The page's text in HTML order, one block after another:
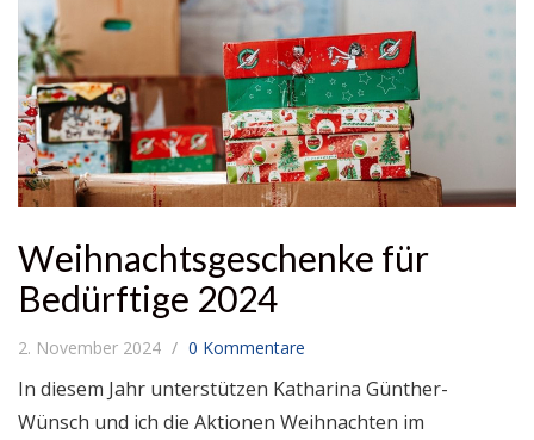
Weihnachtsgeschenke für
Bedürftige 2024
2. November 2024 0 Kommentare
In diesem Jahr unterstützen Katharina Günther-
Wünsch und ich die Aktionen Weihnachten im